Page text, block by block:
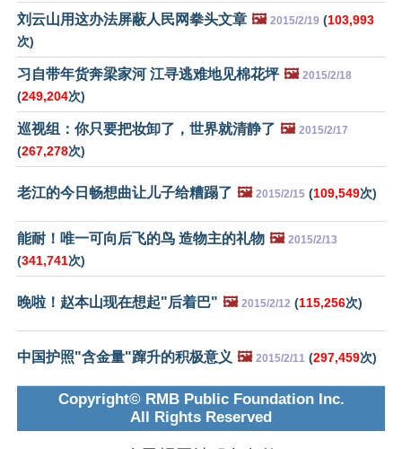
刘云山用这办法屏蔽人民网拳头文章 🖼️ 2015/2/19 (103,993
次)
习自带年货奔梁家河 江寻逃难地见棉花坪 🖼️ 2015/2/18
(249,204次)
巡视组：你只要把妆卸了，世界就清静了 🖼️ 2015/2/17
(267,278次)
老江的今日畅想曲让儿子给糟蹋了 🖼️ 2015/2/15 (109,549次)
能耐！唯一可向后飞的鸟 造物主的礼物 🖼️ 2015/2/13
(341,741次)
晚啦！赵本山现在想起"后着巴" 🖼️ 2015/2/12 (115,256次)
中国护照"含金量"蹿升的积极意义 🖼️ 2015/2/11 (297,459次)
Copyright© RMB Public Foundation Inc.
All Rights Reserved